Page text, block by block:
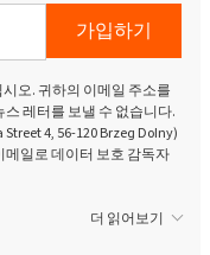
가입하기
오. 귀하의 이메일 주소를
레터를 보낼 수 없습니다.
4, 56-120 Brzeg Dolny)
메일로 데이터 보호 감독자
더 읽어보기